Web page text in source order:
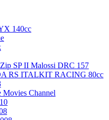
140cc
SP II Malossi DRC 157
RS ITALKIT RACING 80cc
Channel